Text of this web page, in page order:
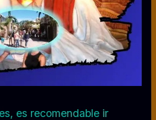
es recomendable ir